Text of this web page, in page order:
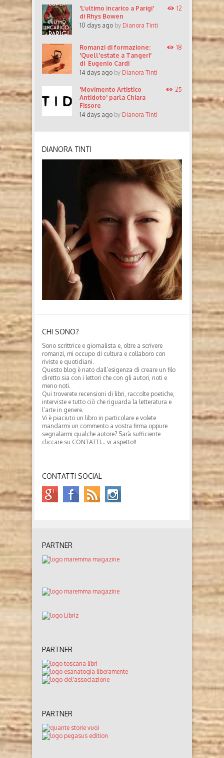
'L’ultimo incarico a Parigi'
di Rhys Bowen
10 days ago by Dianora Tinti
12
Romanzi di formazione:
'Quell'estate a Tangeri'
di Eugenio Cardi
14 days ago by Dianora Tinti
18
'Movimento Artistico
Antidoto' parla Chiara
Fissore
14 days ago by Dianora Tinti
25
DIANORA TINTI
CHI SONO?
Sono scrittrice e giornalista e, oltre a scrivere
romanzi, mi occupo di cultura e collaboro con
riviste e quotidiani.
Questo blog è nato dall’esigenza di creare un filo
diretto sia con i lettori che con gli autori, noti e
meno noti.
Qui troverete recensioni di libri, raccolte poetiche,
interviste e tutto ciò che riguarda la letteratura e
l’arte in genere.
Vi è piaciuto un libro in particolare e volete
mandarmi un commento a vostra firma oppure
segnalarmi qualche autore? Sarà sufficiente
cliccare su CONTATTI… vi aspetto!!
CONTATTI SOCIAL
PARTNER
PARTNER
PARTNER